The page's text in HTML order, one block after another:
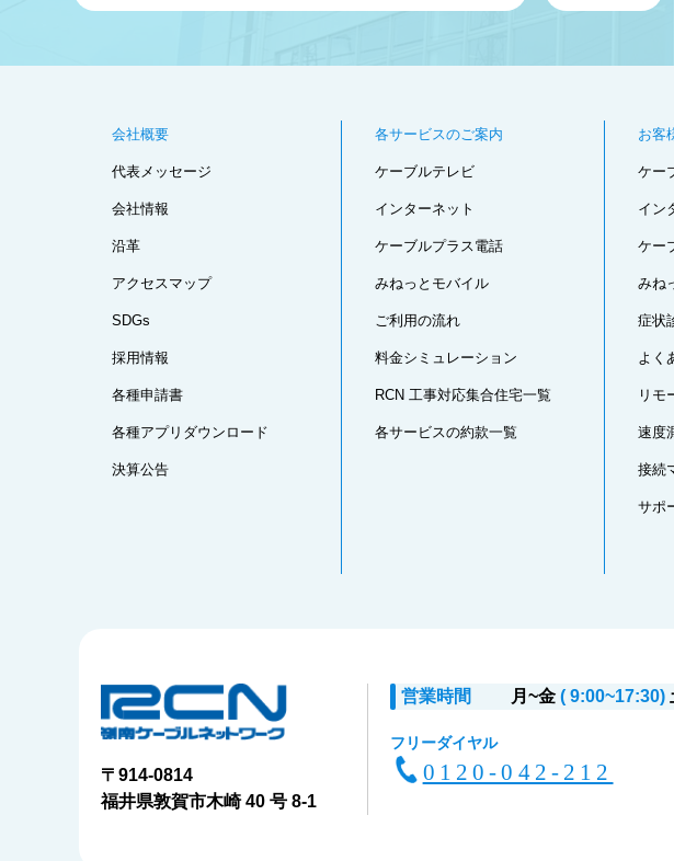
会社概要
代表メッセージ
会社情報
沿革
アクセスマップ
SDGs
採用情報
各種申請書
各種アプリダウンロード
決算公告
各サービスのご案内
ケーブルテレビ
インターネット
ケーブルプラス電話
みねっとモバイル
ご利用の流れ
料金シミュレーション
RCN 工事対応集合住宅一覧
各サービスの約款一覧
お客
ケー
イン
ケー
みね
症状
よく
リモ
速度
接続
サポ
〒914-0814
福井県敦賀市木崎 40 号 8-1
営業時間 月~金 ( 9:00~17:30)
フリーダイヤル
0120-042-212